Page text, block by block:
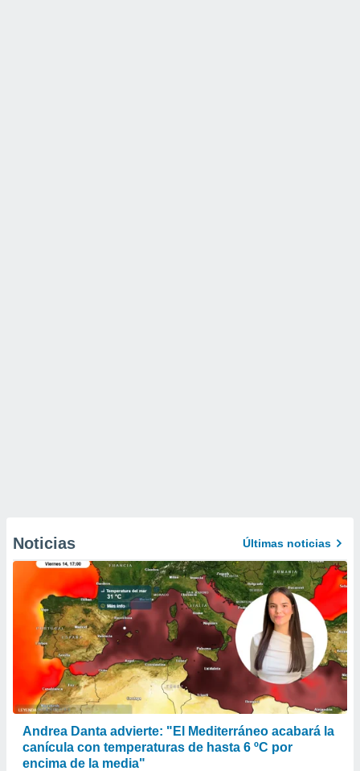
Noticias Últimas noticias
Andrea Danta advierte: "El Mediterráneo acabará la
canícula con temperaturas de hasta 6 ºC por
encima de la media"